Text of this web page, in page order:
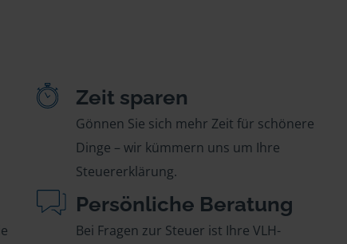
Zeit sparen
Gönnen Sie sich mehr Zeit für schönere
Dinge – wir kümmern uns um Ihre
Steuererklärung.
Persönliche Beratung
Bei Fragen zur Steuer ist Ihre VLH-